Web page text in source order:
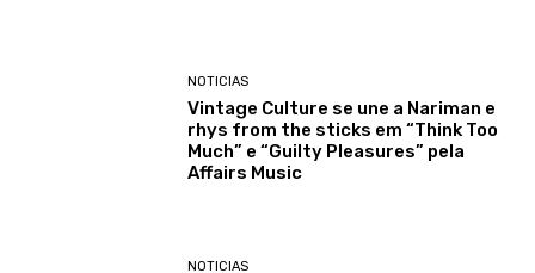
NOTICIAS
Vintage Culture se une a Nariman e
rhys from the sticks em “Think Too
Much” e “Guilty Pleasures” pela
Affairs Music
NOTICIAS